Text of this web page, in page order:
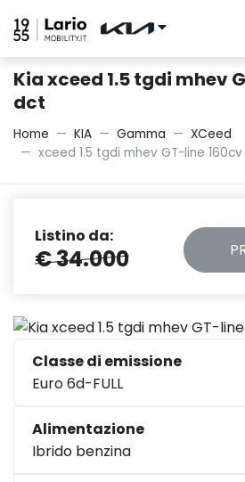
Kia xceed 1.5 tgdi mhev
dct
Home KIA Gamma
XCeed
xceed 1.5 tgdi mhev GT-line
Listino da:
€ 34.000
Classe di emissione
Euro 6d-FULL
Alimentazione
Ibrido benzina